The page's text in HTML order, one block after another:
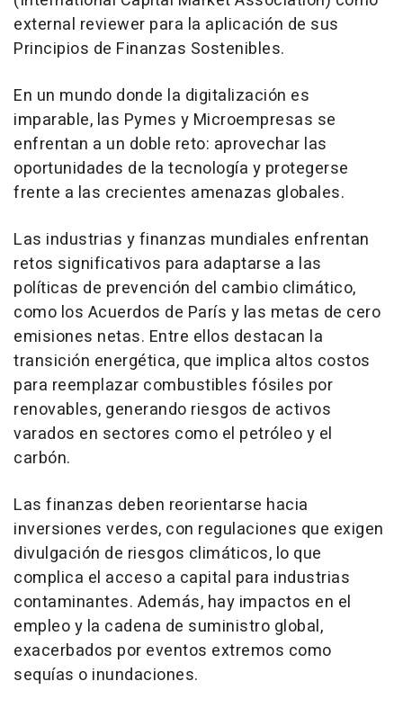
external reviewer para la aplicación de sus
Principios de Finanzas Sostenibles.
En un mundo donde la digitalización es
imparable, las Pymes y Microempresas se
enfrentan a un doble reto: aprovechar las
oportunidades de la tecnología y protegerse
frente a las crecientes amenazas globales.
Las industrias y finanzas mundiales enfrentan
retos significativos para adaptarse a las
políticas de prevención del cambio climático,
como los Acuerdos de París y las metas de cero
emisiones netas. Entre ellos destacan la
transición energética, que implica altos costos
para reemplazar combustibles fósiles por
renovables, generando riesgos de activos
varados en sectores como el petróleo y el
carbón.
Las finanzas deben reorientarse hacia
inversiones verdes, con regulaciones que exigen
divulgación de riesgos climáticos, lo que
complica el acceso a capital para industrias
contaminantes. Además, hay impactos en el
empleo y la cadena de suministro global,
exacerbados por eventos extremos como
sequías o inundaciones.